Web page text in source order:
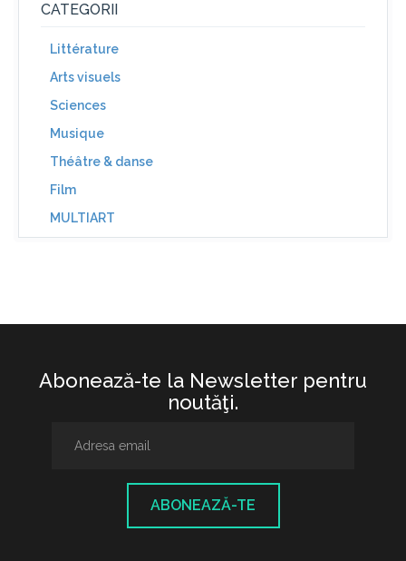
CATEGORII
Littérature
Arts visuels
Sciences
Musique
Théâtre & danse
Film
MULTIART
Abonează-te la Newsletter pentru
noutăţi.
ABONEAZĂ-TE